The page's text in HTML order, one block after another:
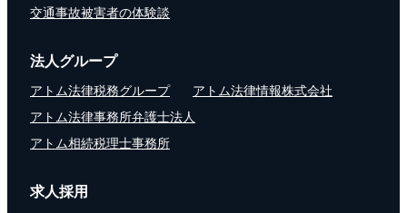
交通事故被害者の体験談
法人グループ
アトム法律税務グループ
アトム法律情報株式会社
アトム法律事務所弁護士法人
アトム相続税理士事務所
求人採用